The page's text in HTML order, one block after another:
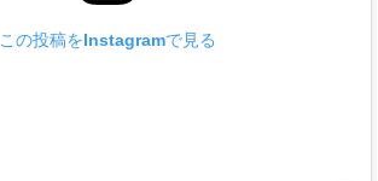
この投稿をInstagramで見る